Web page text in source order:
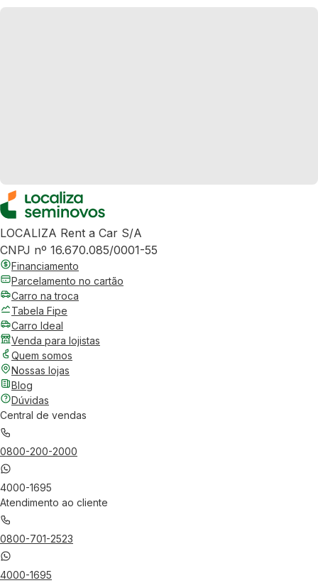
LOCALIZA Rent a Car S/A
CNPJ nº 16.670.085/0001-55
Financiamento
Parcelamento no cartão
Carro na troca
Tabela Fipe
Carro Ideal
Venda para lojistas
Quem somos
Nossas lojas
Blog
Dúvidas
Central de vendas
0800-200-2000
4000-1695
Atendimento ao cliente
0800-701-2523
4000-1695